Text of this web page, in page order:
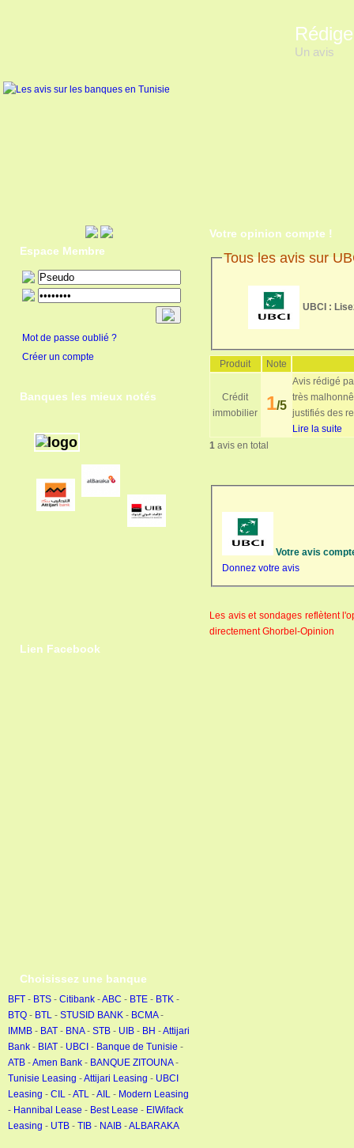
Un avis
Espace Membre
Mot de passe oublié ?
Créer un compte
Banques les mieux notés
Lien Facebook
Choisissez une banque
BFT - BTS - Citibank -ABC - BTE - BTK -
BTQ - BTL - STUSID BANK - BCMA-
IMMB - BAT - BNA- STB - UIB - BH -Attijari
Bank - BIAT - UBCI - Banque de Tunisie -
ATB -Amen Bank - BANQUE ZITOUNA-
Tunisie Leasing -Attijari Leasing - UBCI
Leasing - CIL -ATL -AIL - Modern Leasing
- Hannibal Lease - Best Lease - ElWifack
Leasing - UTB - TIB - NAIB -ALBARAKA
Votre opinion compte !
Tous les avis sur
UBCI :
Produit Note
Crédit
immobilier
1/5
Avis rédigé
très
justifiés des
Lire la suite
1 avis en total
Votre avis
Donnez votre avis
Les avis et sondages reflètent
directement Ghorbel-Opinion